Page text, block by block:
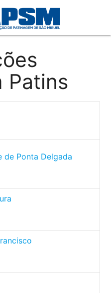
Patins
de Ponta Delgada